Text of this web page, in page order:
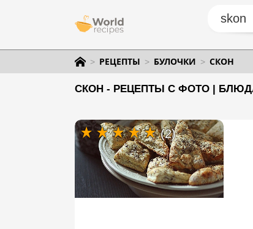
РЕЦЕПТЫ БУЛОЧКИ СКОН
СКОН - РЕЦЕПТЫ С ФОТО |
(2)